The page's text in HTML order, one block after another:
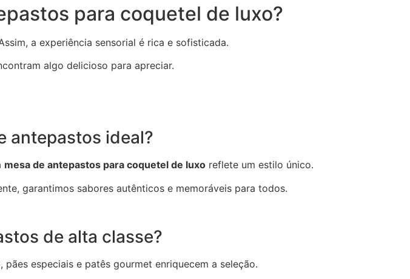
para coquetel de luxo?
a experiência sensorial é rica e sofisticada.
algo delicioso para apreciar.
antepastos ideal?
mesa de antepastos para coquetel de luxo reflete um estilo único.
garantimos sabores autênticos e memoráveis para todos.
de alta classe?
especiais e patês gourmet enriquecem a seleção.